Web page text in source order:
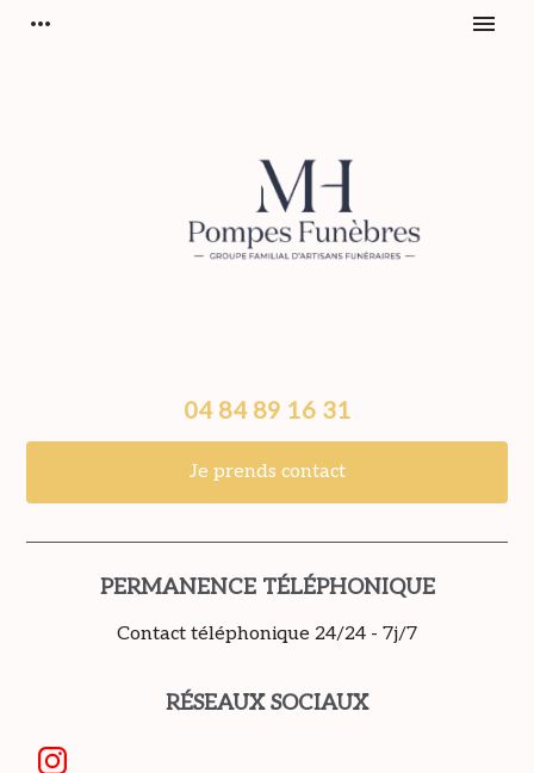
more_horiz menu
04 84 89 16 31
Je prends contact
PERMANENCE TÉLÉPHONIQUE
Contact téléphonique 24/24 - 7j/7
RÉSEAUX SOCIAUX